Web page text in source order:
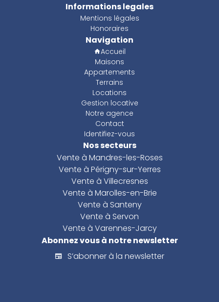
Informations legales
Mentions légales
Honoraires
Navigation
Accueil
Maisons
Appartements
Terrains
Locations
Gestion locative
Notre agence
Contact
Identifiez-vous
Nos secteurs
Vente à Mandres-les-Roses
Vente à Périgny-sur-Yerres
Vente à Villecresnes
Vente à Marolles-en-Brie
Vente à Santeny
Vente à Servon
Vente à Varennes-Jarcy
Abonnez vous à notre newsletter
S’abonner à la newsletter